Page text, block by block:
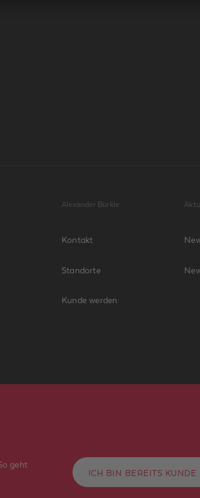
Alexander Bürkle
Kontakt
Standorte
Kunde werden
geht
ICH BIN BEREITS KUNDE